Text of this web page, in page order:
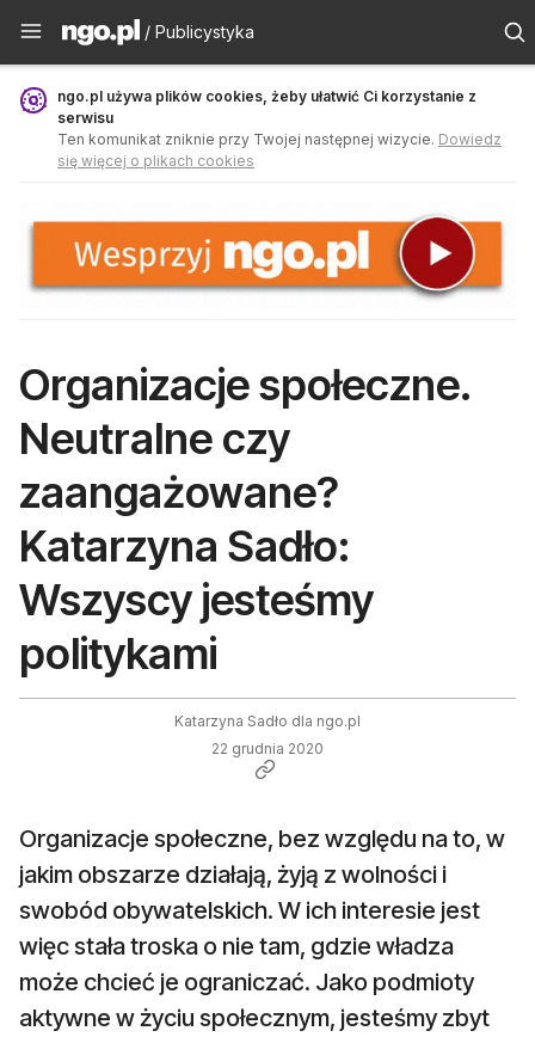
Publicystyka - ngo.pl
/ Publicystyka
ngo.pl używa plików cookies, żeby ułatwić Ci korzystanie z
serwisu
Ten komunikat zniknie przy Twojej następnej wizycie. Dowiedz
się więcej o plikach cookies
Organizacje społeczne.
Neutralne czy
zaangażowane?
Katarzyna Sadło:
Wszyscy jesteśmy
politykami
Katarzyna Sadło dla ngo.pl
22 grudnia 2020
Organizacje społeczne, bez względu na to, w
jakim obszarze działają, żyją z wolności i
swobód obywatelskich. W ich interesie jest
więc stała troska o nie tam, gdzie władza
może chcieć je ograniczać. Jako podmioty
aktywne w życiu społecznym, jesteśmy zbyt